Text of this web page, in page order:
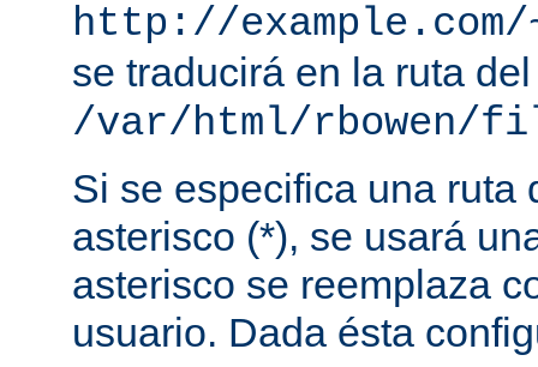
http://
se traducirá en la ruta
/var/html/rbowen/
Si se especifica una ruta
asterisco (*), se usará
asterisco se reemplaza
usuario. Dada ésta